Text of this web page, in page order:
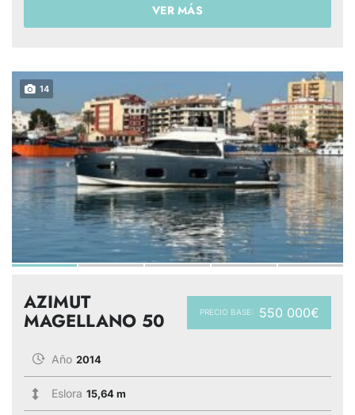
VER MÁS
14
PRECIO BASE: 550 000€
AZIMUT
MAGELLANO 50
Año 2014
Eslora 15,64 m